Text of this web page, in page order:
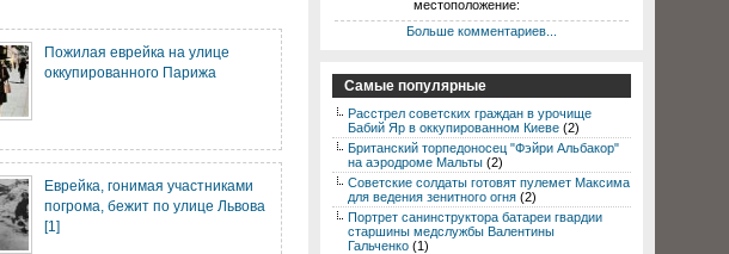
Пожилая еврейка на улице
оккупированного Парижа
Еврейка, гонимая участниками
погрома, бежит по улице Львова
[1]
местоположение:
Больше комментариев...
Самые популярные
Расстрел советских граждан в урочище
Бабий Яр в оккупированном Киеве (2)
Британский торпедоносец "Фэйри Альбакор"
на аэродроме Мальты (2)
Советские солдаты готовят пулемет Максима
для ведения зенитного огня (2)
Портрет санинструктора батареи гвардии
старшины медслужбы Валентины
Гальченко (1)